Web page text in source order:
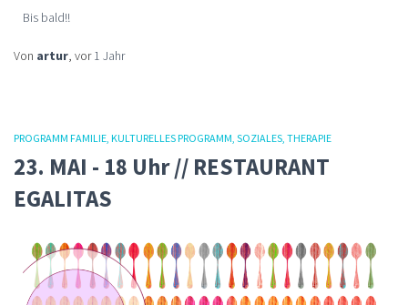
Bis bald!!
Von artur, vor1 Jahr
PROGRAMM FAMILIE KULTURELLES PROGRAMM SOZIALES THERAPIE
23. MAI - 18 Uhr // RESTAURANT
EGALITAS